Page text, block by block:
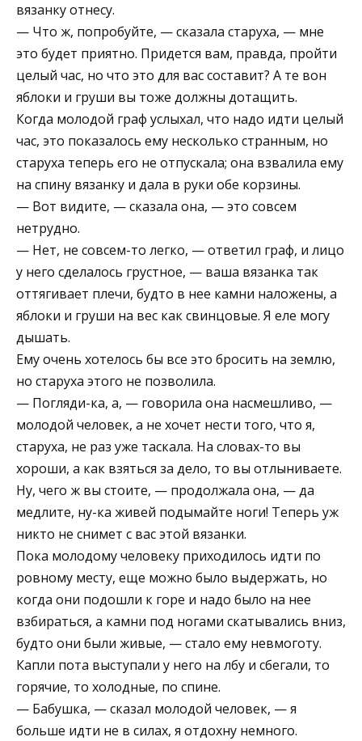
вязанку отнесу.
— Что ж, попробуйте, — сказала старуха, — мне
это будет приятно. Придется вам, правда, пройти
целый час, но что это для вас составит? А те вон
яблоки и груши вы тоже должны дотащить.
Когда молодой граф услыхал, что надо идти целый
час, это показалось ему несколько странным, но
старуха теперь его не отпускала; она взвалила ему
на спину вязанку и дала в руки обе корзины.
— Вот видите, — сказала она, — это совсем
нетрудно.
— Нет, не совсем-то легко, — ответил граф, и лицо
у него сделалось грустное, — ваша вязанка так
оттягивает плечи, будто в нее камни наложены, а
яблоки и груши на вес как свинцовые. Я еле могу
дышать.
Ему очень хотелось бы все это бросить на землю,
но старуха этого не позволила.
— Погляди-ка, а, — говорила она насмешливо, —
молодой человек, а не хочет нести того, что я,
старуха, не раз уже таскала. На словах-то вы
хороши, а как взяться за дело, то вы отлыниваете.
Ну, чего ж вы стоите, — продолжала она, — да
медлите, ну-ка живей подымайте ноги! Теперь уж
никто не снимет с вас этой вязанки.
Пока молодому человеку приходилось идти по
ровному месту, еще можно было выдержать, но
когда они подошли к горе и надо было на нее
взбираться, а камни под ногами скатывались вниз,
будто они были живые, — стало ему невмоготу.
Капли пота выступали у него на лбу и сбегали, то
горячие, то холодные, по спине.
— Бабушка, — сказал молодой человек, — я
больше идти не в силах, я отдохну немного.